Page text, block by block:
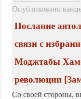
Опубликовано
Послание
связи с
Моджтабы
революции
Со своей стороны,